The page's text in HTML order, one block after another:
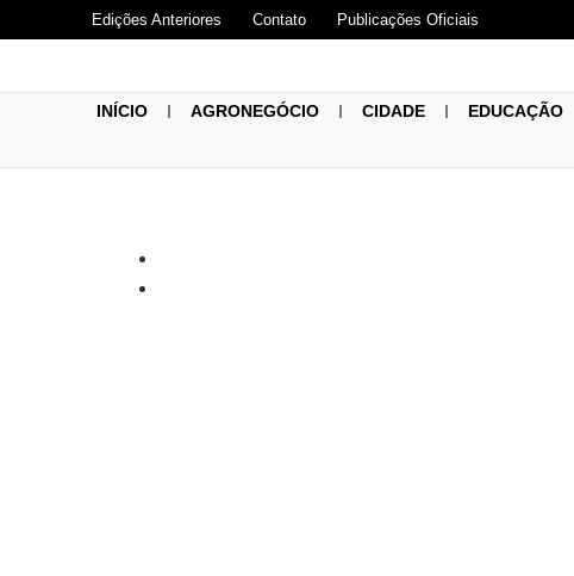
Edições Anteriores Contato Publicações Oficiais
INÍCIO AGRONEGÓCIO CIDADE EDUCAÇÃO